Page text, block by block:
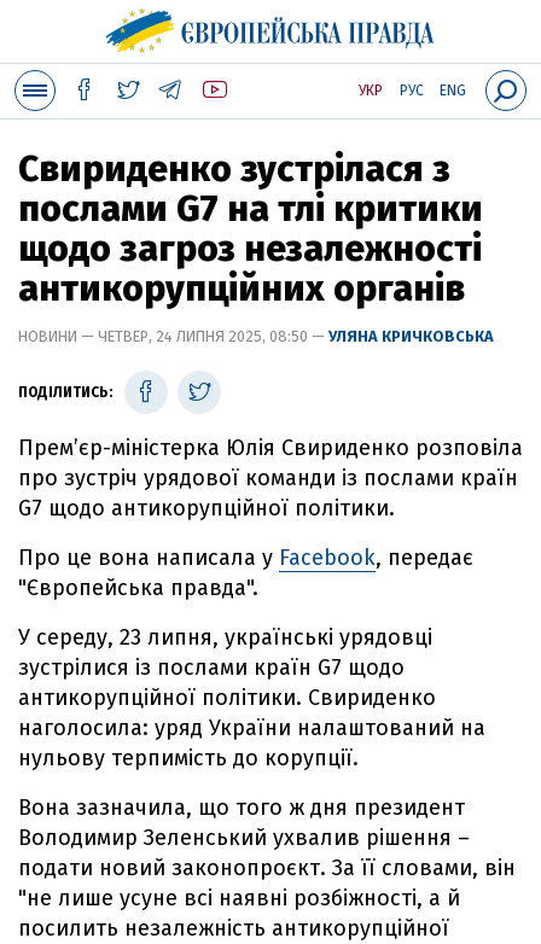
УКР РУС ENG
Свириденко зустрілася з
послами G7 на тлі критики
щодо загроз незалежності
антикорупційних органів
НОВИНИ — ЧЕТВЕР, 24 ЛИПНЯ 2025, 08:50 — УЛЯНА КРИЧКОВСЬКА
ПОДІЛИТИСЬ:
Прем’єр-міністерка Юлія Свириденко розповіла
про зустріч урядової команди із послами країн
G7 щодо антикорупційної політики.
Про це вона написала у Facebook, передає
"Європейська правда".
У середу, 23 липня, українські урядовці
зустрілися із послами країн G7 щодо
антикорупційної політики. Свириденко
наголосила: уряд України налаштований на
нульову терпимість до корупції.
Вона зазначила, що того ж дня президент
Володимир Зеленський ухвалив рішення –
подати новий законопроєкт. За її словами, він
"не лише усуне всі наявні розбіжності, а й
посилить незалежність антикорупційної